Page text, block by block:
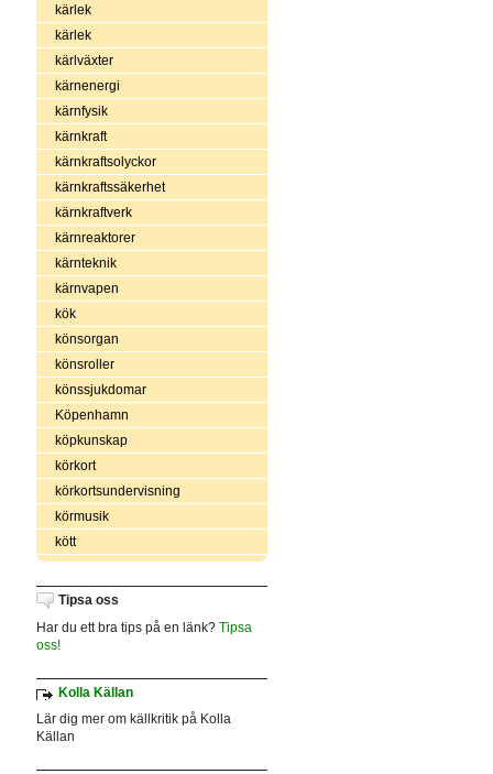
kärlek
kärlek
kärlväxter
kärnenergi
kärnfysik
kärnkraft
kärnkraftsolyckor
kärnkraftssäkerhet
kärnkraftverk
kärnreaktorer
kärnteknik
kärnvapen
kök
könsorgan
könsroller
könssjukdomar
Köpenhamn
köpkunskap
körkort
körkortsundervisning
körmusik
kött
Tipsa oss
Har du ett bra tips på en länk? Tipsa
oss!
Kolla Källan
Lär dig mer om källkritik på Kolla
Källan